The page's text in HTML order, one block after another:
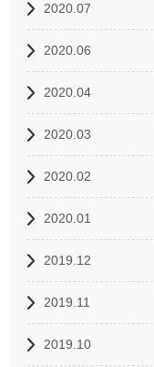
2020.07
2020.06
2020.04
2020.03
2020.02
2020.01
2019.12
2019.11
2019.10